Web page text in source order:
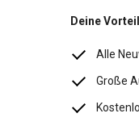
Deine
Alle
Große